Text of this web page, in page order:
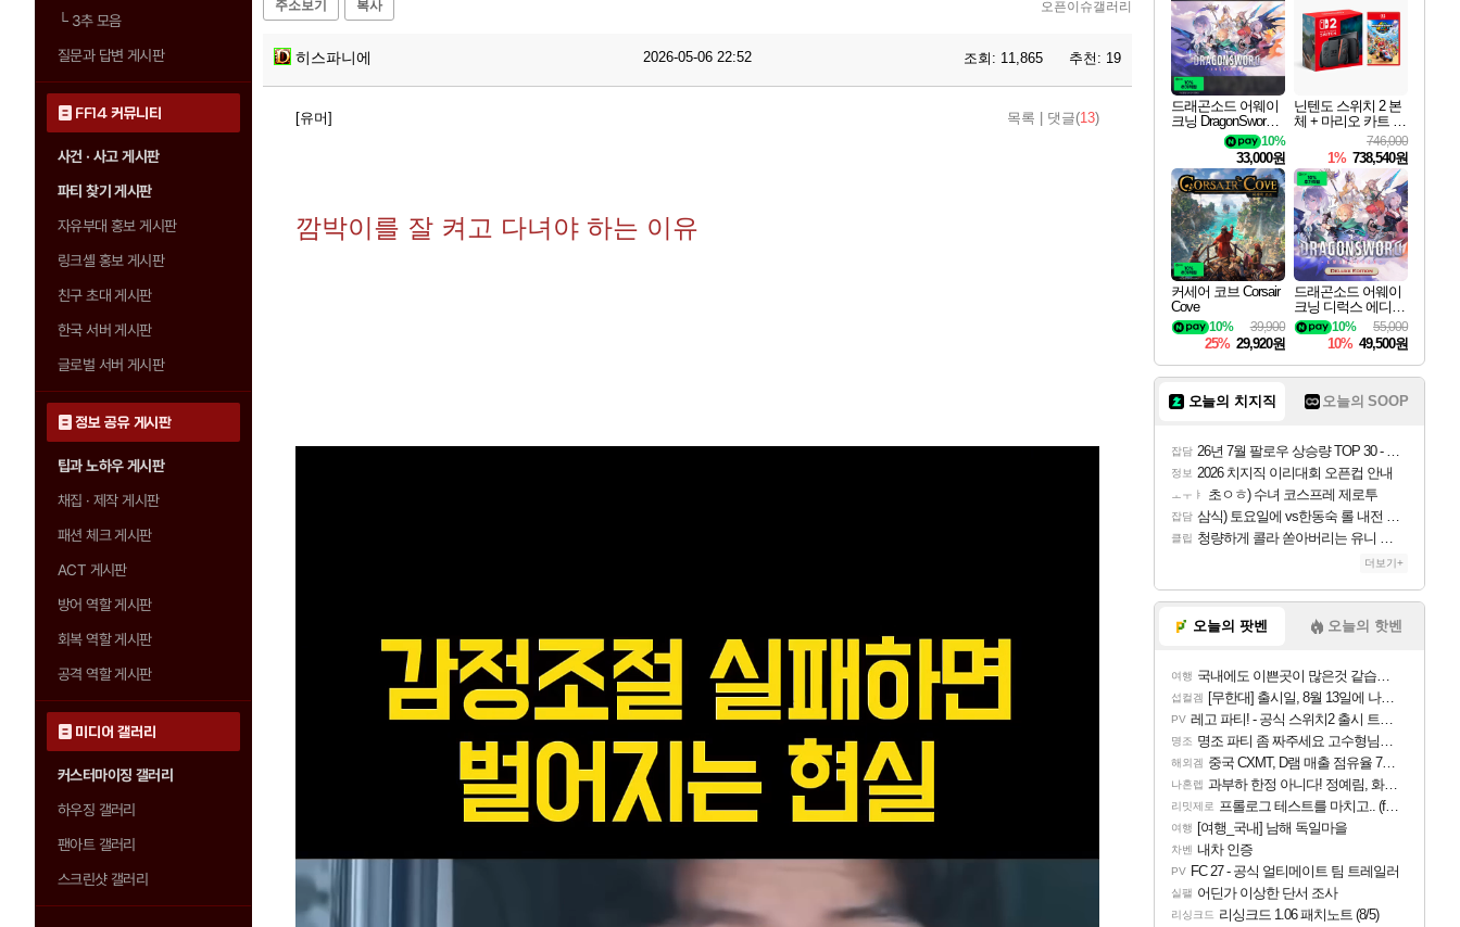
└3추 모음
질문과 답변 게시판
FF14 커뮤니티
사건 · 사고 게시판
파티 찾기 게시판
자유부대 홍보 게시판
링크셸 홍보 게시판
친구 초대 게시판
한국 서버 게시판
글로벌 서버 게시판
정보 공유 게시판
팁과 노하우 게시판
채집 · 제작 게시판
패션 체크 게시판
ACT 게시판
방어 역할 게시판
회복 역할 게시판
공격 역할 게시판
미디어 갤러리
커스터마이징 갤러리
하우징 갤러리
팬아트 갤러리
스크린샷 갤러리
주소보기 복사 오픈이슈갤러리
히스파니에 2026-05-06 22:52 조회: 11,865 추천: 19
[유머] 목록 댓글(13)
깜박이를 잘 켜고 다녀야 하는 이유
드래곤소드 어웨이
크닝 DragonSword A
10%
33,000원
닌텐도 스위치 2 본
체 + 마리오 카트 월
746,000
1% 738,540원
커세어 코브 Corsair
Cove
39,900
10%
25% 29,920원
드래곤소드 어웨이
크닝 디럭스 에디션
DragonSword Awake
ning Deluxe Edition
55,000
10%
10% 49,500원
오늘의 치지직 오늘의 SOOP
잡담 26년 7월 팔로우 상승량 TOP 30 - 월간 치지직
정보 2026 치지직 이리대회 오픈컵 안내
ㅗㅜㅑ 초ㅇㅎ) 수녀 코스프레 제로투
잡담 삼식) 토요일에 vs한동숙 롤 내전 예정
클립 청량하게 콜라 쏟아버리는 유니 ㅋㅋㅋ
더보기+
오늘의 팟벤 오늘의 핫벤
여행 국내에도 이쁜곳이 많은것 같습니다
섭컬겜 [무한대] 출시일, 8월 13일에 나오나
PV 레고 파티! - 공식 스위치2 출시 트레일러
명조 명조 파티 좀 짜주세요 고수형님들…
해외겜 중국 CXMT, D램 매출 점유율 7%…글로벌 4위로 부상
나혼렙 과부하 한정 아니다! 정예림, 화속성 서포터 세대 교체
리밋제로 프롤로그 테스트를 마치고.. (feat. 리아)
여행 [여행_국내] 남해 독일마을
차벤 내차 인증
PV FC 27 - 공식 얼티메이트 팀 트레일러
실팰 어딘가 이상한 단서 조사
리싱크드 리싱크드 1.06 패치노트 (8/5)